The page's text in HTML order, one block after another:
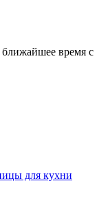
время с
для кухни